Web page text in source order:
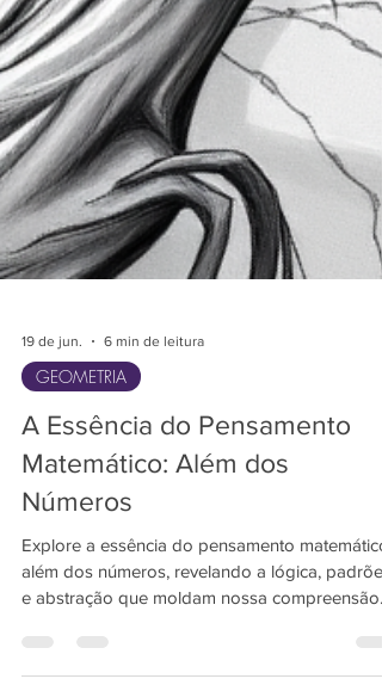
A Essência do Pensamento
Matemático: Além dos
Números
além dos números, revelando a lógica, padrões